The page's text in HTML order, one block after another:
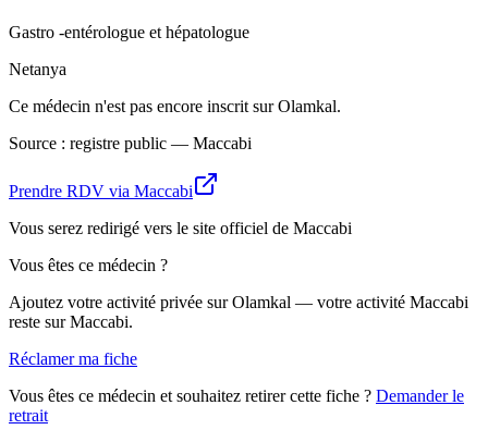
Gastro -entérologue et hépatologue
Netanya
Ce médecin n'est pas encore inscrit sur Olamkal.
Source : registre public — Maccabi
Prendre RDV via Maccabi
Vous serez redirigé vers le site officiel de Maccabi
Vous êtes ce médecin ?
Ajoutez votre activité privée sur Olamkal — votre activité Maccabi
reste sur Maccabi.
Réclamer ma fiche
Vous êtes ce médecin et souhaitez retirer cette fiche ? Demander le
retrait